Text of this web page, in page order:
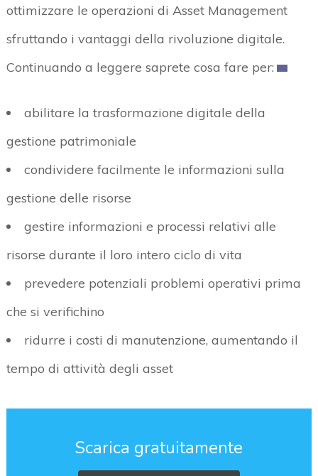
ottimizzare le operazioni di Asset Management
sfruttando i vantaggi della rivoluzione digitale.
Continuando a leggere saprete cosa fare per:
abilitare la trasformazione digitale della
gestione patrimoniale
condividere facilmente le informazioni sulla
gestione delle risorse
gestire informazioni e processi relativi alle
risorse durante il loro intero ciclo di vita
prevedere potenziali problemi operativi prima
che si verifichino
ridurre i costi di manutenzione, aumentando il
tempo di attività degli asset
Scarica gratuitamente